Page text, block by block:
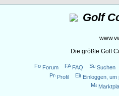
Golf
Die größte Golf
Forum FAQ
Suchen
Profil
Einloggen,